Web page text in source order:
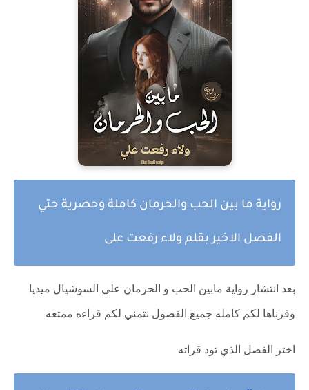
رواية ما بين الحب والحرمان كاملة وحصرية حتي
الفصل الاخير بقلم ولاء رفعت على
بعد انتشار رواية مابين الحب و الحرمان علي السوشيال ميديا
وفرناها لكم كامله جميع الفصول نتمني لكم قراءه ممتعه
اختر الفصل الذي تود قراته